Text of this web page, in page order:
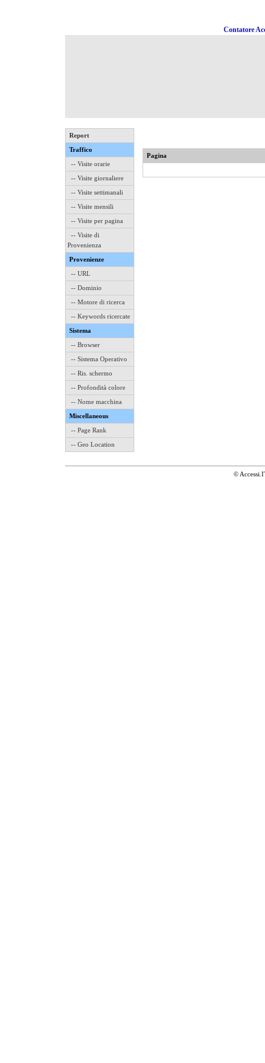
Contatore
Report
Traffico
-- Visite orarie
-- Visite giornaliere
-- Visite settimanali
-- Visite mensili
-- Visite per pagina
-- Visite di
Provenienza
Provenienze
-- URL
-- Dominio
-- Motore di ricerca
-- Keywords ricercate
Sistema
-- Browser
-- Sistema Operativo
-- Ris. schermo
-- Profondità colore
-- Nome macchina
Miscellaneous
-- Page Rank
-- Geo Location
Pagina
©